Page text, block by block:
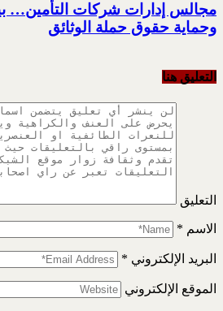
مجالس إدارات شركات التأمين…
وحماية حقوق حملة الوثائق
التعليق هنا
التعليق
الاسم *
البريد الإلكتروني *
الموقع الإلكتروني